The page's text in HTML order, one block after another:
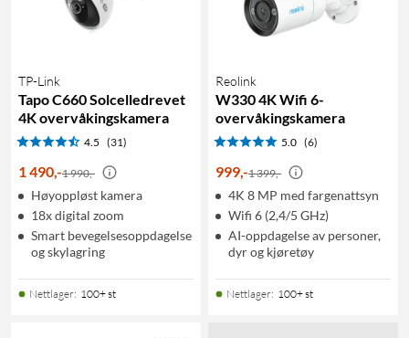
TP-Link
Tapo C660 Solcelledrevet
4K overvåkingskamera
4.5 (31)
1 490-1 990,-
Høyoppløst kamera
18x digital zoom
Smart bevegelsesoppdagelse
og skylagring
Nettlager: 100+ st
Reolink
W330 4K Wifi 6-
overvåkingskamera
5.0 (6)
999-1 399,-
4K 8 MP med fargenattsyn
Wifi 6 (2,4/5 GHz)
AI-oppdagelse av personer,
dyr og kjøretøy
Nettlager: 100+ st